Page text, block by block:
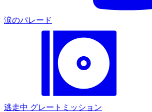
涙のパレード
逃走中 グレートミッション